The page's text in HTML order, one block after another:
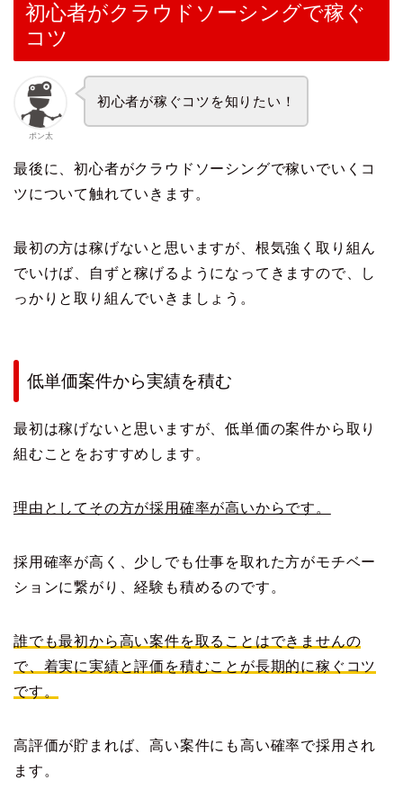
初心者がクラウドソーシングで稼ぐ
コツ
ポン太
初心者が稼ぐコツを知りたい！
最後に、初心者がクラウドソーシングで稼いでいくコ
ツについて触れていきます。
最初の方は稼げないと思いますが、根気強く取り組ん
でいけば、自ずと稼げるようになってきますので、し
っかりと取り組んでいきましょう。
低単価案件から実績を積む
最初は稼げないと思いますが、低単価の案件から取り
組むことをおすすめします。
理由としてその方が採用確率が高いからです。
採用確率が高く、少しでも仕事を取れた方がモチベー
ションに繋がり、経験も積めるのです。
誰でも最初から高い案件を取ることはできませんの
で、着実に実績と評価を積むことが長期的に稼ぐコツ
です。
高評価が貯まれば、高い案件にも高い確率で採用され
ます。